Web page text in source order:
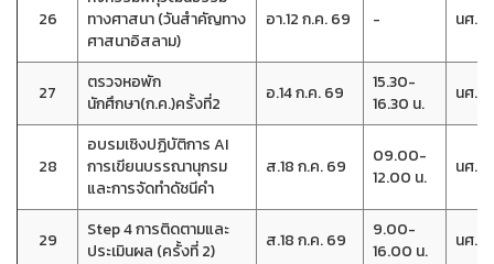
26
ทางศาสนา (วันสำคัญทาง
ศาสนาอิสลาม)
อา.12 ก.ค. 69 - นศ.ที่
27
ตรวจหอพัก
นักศึกษา(ก.ค.)ครั้งที่2
อ.14 ก.ค. 69
15.30-
16.30 น.
นศ.ห
28
อบรมเชิงปฏิบัติการ AI
การเขียนบรรณานุกรม
และการจัดทำดัชนีคำ
ส.18 ก.ค. 69
09.00-
12.00 น.
นศ.เ
29
Step 4 การติดตามและ
ประเมินผล (ครั้งที่ 2)
ส.18 ก.ค. 69
9.00-
16.00 น.
นศ.วิ